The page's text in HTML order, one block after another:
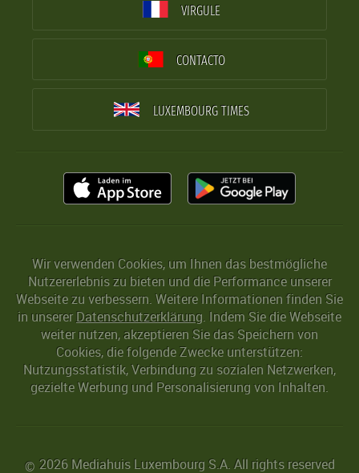
VIRGULE
CONTACTO
LUXEMBOURG TIMES
Wir verwenden Cookies, um Ihnen das bestmögliche
Nutzererlebnis zu bieten und die Performance unserer
Webseite zu verbessern. Weitere Informationen finden Sie
in unserer Datenschutzerklärung. Indem Sie die Webseite
weiter nutzen, akzeptieren Sie das Speichern von
Cookies, die folgende Zwecke unterstützen:
Nutzungsstatistik, Verbindung zu sozialen Netzwerken,
gezielte Werbung und Personalisierung von Inhalten.
© 2026 Mediahuis Luxembourg S.A. All rights reserved